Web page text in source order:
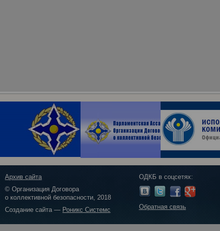
Архив сайта
© Организация Договора
о коллективной безопасности, 2018
Создание сайта — Роникс Системс
ОДКБ в соцсетях:
Обратная связь